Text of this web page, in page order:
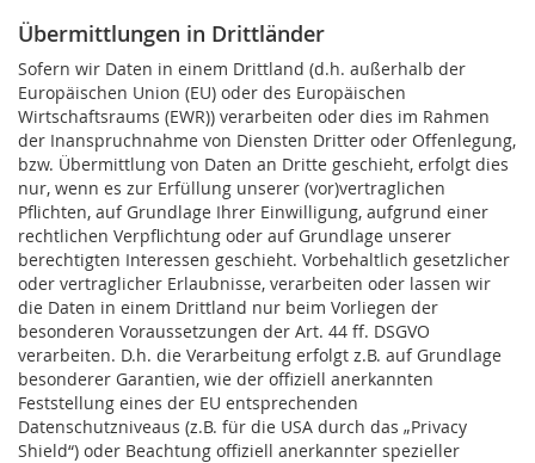
Übermittlungen in Drittländer
Sofern wir Daten in einem Drittland (d.h. außerhalb der
Europäischen Union (EU) oder des Europäischen
Wirtschaftsraums (EWR)) verarbeiten oder dies im Rahmen
der Inanspruchnahme von Diensten Dritter oder Offenlegung,
bzw. Übermittlung von Daten an Dritte geschieht, erfolgt dies
nur, wenn es zur Erfüllung unserer (vor)vertraglichen
Pflichten, auf Grundlage Ihrer Einwilligung, aufgrund einer
rechtlichen Verpflichtung oder auf Grundlage unserer
berechtigten Interessen geschieht. Vorbehaltlich gesetzlicher
oder vertraglicher Erlaubnisse, verarbeiten oder lassen wir
die Daten in einem Drittland nur beim Vorliegen der
besonderen Voraussetzungen der Art. 44 ff. DSGVO
verarbeiten. D.h. die Verarbeitung erfolgt z.B. auf Grundlage
besonderer Garantien, wie der offiziell anerkannten
Feststellung eines der EU entsprechenden
Datenschutzniveaus (z.B. für die USA durch das „Privacy
Shield“) oder Beachtung offiziell anerkannter spezieller